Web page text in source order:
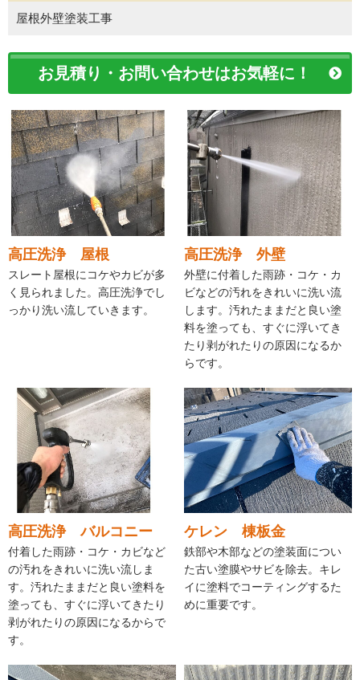
屋根外壁塗装工事
お見積り・お問い合わせはお気軽に！
高圧洗浄 屋根
スレート屋根にコケやカビが多
く見られました。高圧洗浄でし
っかり洗い流していきます。
高圧洗浄 外壁
外壁に付着した雨跡・コケ・カ
ビなどの汚れをきれいに洗い流
します。汚れたままだと良い塗
料を塗っても、すぐに浮いてき
たり剥がれたりの原因になるか
らです。
高圧洗浄 バルコニー
付着した雨跡・コケ・カビなど
の汚れをきれいに洗い流しま
す。汚れたままだと良い塗料を
塗っても、すぐに浮いてきたり
剥がれたりの原因になるからで
す。
ケレン 棟板金
鉄部や木部などの塗装面につい
た古い塗膜やサビを除去。キレ
イに塗料でコーティングするた
めに重要です。